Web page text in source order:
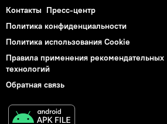
Контакты Пресс-центр
Политика конфиденциальности
Политика использования Cookie
Правила применения рекомендательных
технологий
Обратная связь